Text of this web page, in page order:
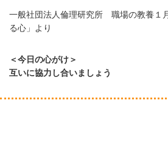
一般社団法人倫理研究所 職場の教養１
る心」より
＜今日の心がけ＞
互いに協力し合いましょう